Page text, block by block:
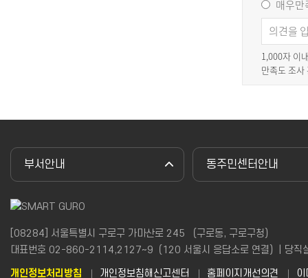
매우만
1,000자 이
만족도 조
부서안내 동주민센터안내
[08284] 서울특별시 구로구 가마산로 245 （구로동, 구로구청）
대표번호 02-860-2114,2127~9（120 서울시 응답소로 연결）| 당
개인정보처리방침
개인정보침해신고센터 홈페이지개선의견